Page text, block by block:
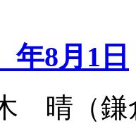
年8月1日
晴（鎌